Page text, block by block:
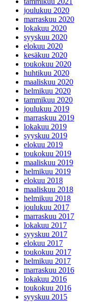
joulukuu 2020
marraskuu 2020
lokakuu 2020
syyskuu 2020
elokuu 2020
kesäkuu 2020
toukokuu 2020
huhtikuu 2020
maaliskuu 2020
helmikuu 2020
tammikuu 2020
joulukuu 2019
marraskuu 2019
lokakuu 2019
syyskuu 2019
elokuu 2019
toukokuu 2019
maaliskuu 2019
helmikuu 2019
elokuu 2018
maaliskuu 2018
helmikuu 2018
joulukuu 2017
marraskuu 2017
lokakuu 2017
syyskuu 2017
elokuu 2017
toukokuu 2017
helmikuu 2017
marraskuu 2016
lokakuu 2016
toukokuu 2016
syyskuu 2015